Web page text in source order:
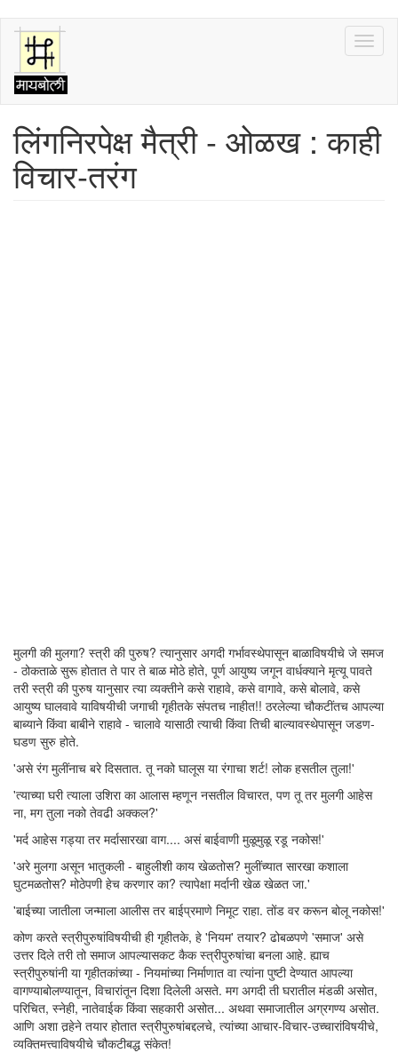
Skip
main
content
लिंगनिरपेक्ष मैत्री - ओळख : काही
विचार-तरंग
मुलगी की मुलगा? स्त्री की पुरुष? त्यानुसार अगदी गर्भावस्थेपासून बाळाविषयीचे जे समज
- ठोकताळे सुरू होतात ते पार ते बाळ मोठे होते, पूर्ण आयुष्य जगून वार्धक्याने मृत्यू पावते
तरी स्त्री की पुरुष यानुसार त्या व्यक्तीने कसे राहावे, कसे वागावे, कसे बोलावे, कसे
आयुष्य घालवावे याविषयीची जगाची गृहीतके संपतच नाहीत!! ठरलेल्या चौकटींतच आपल्या
बाब्याने किंवा बाबीने राहावे - चालावे यासाठी त्याची किंवा तिची बाल्यावस्थेपासून जडण-
घडण सुरु होते.
'असे रंग मुलींनाच बरे दिसतात. तू नको घालूस या रंगाचा शर्ट! लोक हसतील तुला!'
'त्याच्या घरी त्याला उशिरा का आलास म्हणून नसतील विचारत, पण तू तर मुलगी आहेस
ना, मग तुला नको तेवढी अक्कल?'
'मर्द आहेस गड्या तर मर्दासारखा वाग.... असं बाईवाणी मुळूमुळू रडू नकोस!'
'अरे मुलगा असून भातुकली - बाहुलीशी काय खेळतोस? मुलींच्यात सारखा कशाला
घुटमळतोस? मोठेपणी हेच करणार का? त्यापेक्षा मर्दानी खेळ खेळत जा.'
'बाईच्या जातीला जन्माला आलीस तर बाईप्रमाणे निमूट राहा. तोंड वर करून बोलू नकोस!'
कोण करते स्त्रीपुरुषांविषयीची ही गृहीतके, हे 'नियम' तयार? ढोबळपणे 'समाज' असे
उत्तर दिले तरी तो समाज आपल्यासकट कैक स्त्रीपुरुषांचा बनला आहे. ह्याच
स्त्रीपुरुषांनी या गृहीतकांच्या - नियमांच्या निर्माणात वा त्यांना पुष्टी देण्यात आपल्या
वागण्याबोलण्यातून, विचारांतून दिशा दिलेली असते. मग अगदी ती घरातील मंडळी असोत,
परिचित, स्नेही, नातेवाईक किंवा सहकारी असोत... अथवा समाजातील अग्रगण्य असोत.
आणि अशा तर्‍हेने तयार होतात स्त्रीपुरुषांबद्दलचे, त्यांच्या आचार-विचार-उच्चारांविषयीचे,
व्यक्तिमत्त्वाविषयीचे चौकटीबद्ध संकेत!